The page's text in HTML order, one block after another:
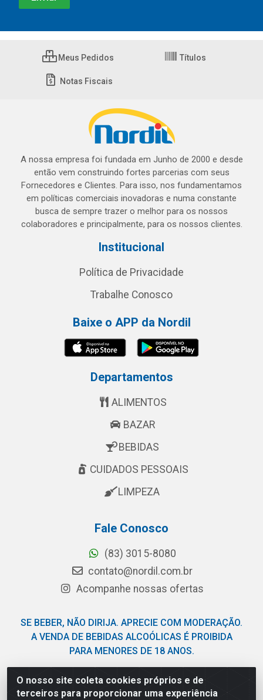
O nosso site coleta cookies próprios e de
terceiros para proporcionar uma experiência
Meus Pedidos Títulos
Notas Fiscais
A nossa empresa foi fundada em Junho de 2000 e desde
então vem construindo fortes parcerias com seus
Fornecedores e Clientes. Para isso, nos fundamentamos
em políticas comerciais inovadoras e numa constante
busca de sempre trazer o melhor para os nossos
colaboradores e principalmente, para os nossos clientes.
Institucional
Política de Privacidade
Trabalhe Conosco
Baixe o APP da Nordil
Departamentos
ALIMENTOS
BAZAR
BEBIDAS
CUIDADOS PESSOAIS
LIMPEZA
Fale Conosco
(83) 3015-8080
contato@nordil.com.br
Acompanhe nossas ofertas
SE BEBER, NÃO DIRIJA. APRECIE COM MODERAÇÃO.
A VENDA DE BEBIDAS ALCOÓLICAS É PROIBIDA
PARA MENORES DE 18 ANOS.
Nordil Distribuidora - Avenida Liberdade, 2738, Bloco F -